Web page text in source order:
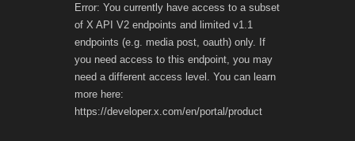
Error: You currently have access to a subset
of X API V2 endpoints and limited v1.1
endpoints (e.g. media post, oauth) only. If
you need access to this endpoint, you may
need a different access level. You can learn
more here:
https://developer.x.com/en/portal/product